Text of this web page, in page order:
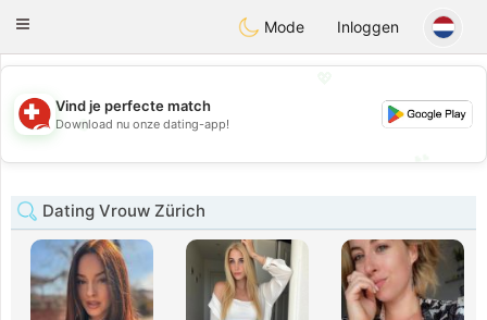
Suissi
Toggle
Mode Inloggen
💖
💕
Vind je perfecte match
Download nu onze dating-app!
Dating Vrouw Zürich